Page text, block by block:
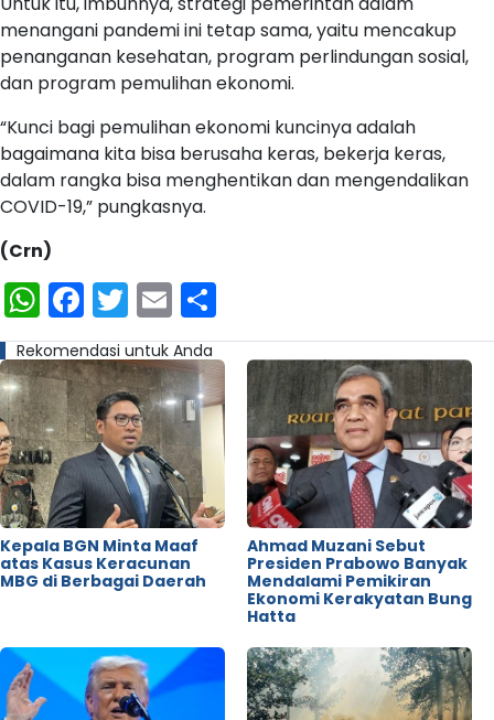
menangani pandemi ini tetap sama, yaitu mencakup
penanganan kesehatan, program perlindungan sosial,
dan program pemulihan ekonomi.
“Kunci bagi pemulihan ekonomi kuncinya adalah
bagaimana kita bisa berusaha keras, bekerja keras,
dalam rangka bisa menghentikan dan mengendalikan
COVID-19,” pungkasnya.
(Crn)
WhatsApp
Facebook
Twitter
Email
Rekomendasi untuk Anda
Kepala BGN Minta Maaf
atas Kasus Keracunan
MBG di Berbagai Daerah
Ahmad Muzani Sebut
Presiden Prabowo Banyak
Mendalami Pemikiran
Ekonomi Kerakyatan Bung
Hatta